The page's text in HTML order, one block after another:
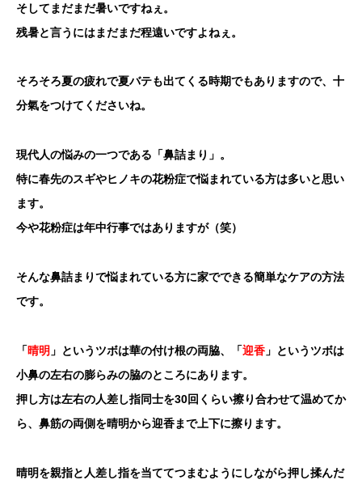
そしてまだまだ暑いですねぇ。
残暑と言うにはまだまだ程遠いですよねぇ。
そろそろ夏の疲れで夏バテも出てくる時期でもありますので、十
分氣をつけてくださいね。
現代人の悩みの一つである「鼻詰まり」。
特に春先のスギやヒノキの花粉症で悩まれている方は多いと思い
ます。
今や花粉症は年中行事ではありますが（笑）
そんな鼻詰まりで悩まれている方に家でできる簡単なケアの方法
です。
「晴明 」というツボは華の付け根の両脇、「迎香 」というツボは
小鼻の左右の膨らみの脇のところにあります。
押し方は左右の人差し指同士を30回くらい擦り合わせて温めてか
ら、鼻筋の両側を晴明から迎香まで上下に擦ります。
晴明を親指と人差し指を当ててつまむようにしながら押し揉んだ